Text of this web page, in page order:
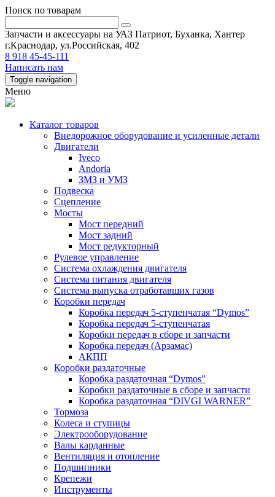
Поиск по товарам
Запчасти и аксессуары на УАЗ Патриот, Буханка, Хантер
г.Краснодар, ул.Российская, 402
8 918 45-45-111
Написать нам
Toggle navigation
Меню
Каталог товаров
Внедорожное оборудование и усиленные детали
Двигатели
Iveco
Andoria
ЗМЗ и УМЗ
Подвеска
Сцепление
Мосты
Мост передний
Мост задний
Мост редукторный
Рулевое управление
Система охлаждения двигателя
Система питания двигателя
Система выпуска отработавших газов
Коробки передач
Коробка передач 5-ступенчатая “Dymos”
Коробка передач 5-ступенчатая
Коробки передач в сборе и запчасти
Коробка передач (Арзамас)
АКПП
Коробки раздаточные
Коробка раздаточная “Dymos”
Коробки раздаточные в сборе и запчасти
Коробка раздаточная “DIVGI WARNER”
Тормоза
Колеса и ступицы
Электрооборудование
Валы карданные
Вентиляция и отопление
Подшипники
Крепежи
Инструменты